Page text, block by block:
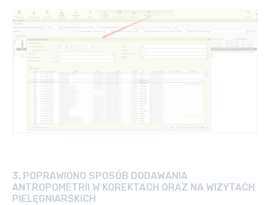
3. POPRAWIONO SPOSÓB DODAWANIA
ANTROPOMETRII W KOREKTACH ORAZ NA WIZYTACH
PIELĘGNIARSKICH